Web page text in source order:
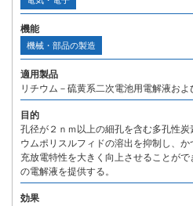
機能
機械・部品の製造
適用製品
リチウム－硫黄系二次電池用電解液お
目的
孔径が２ｎｍ以上の細孔を含む多孔性
ウムポリスルフィドの溶出を抑制し、
充放電特性を大きく向上させることが
の電解液を提供する。
効果